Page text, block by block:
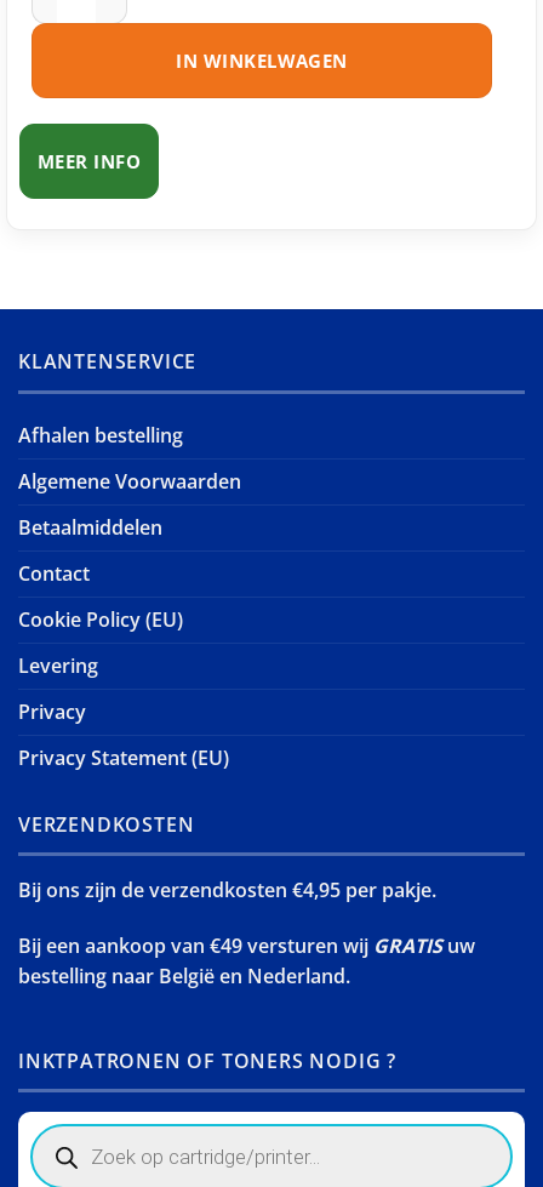
IN WINKELWAGEN
MEER INFO
KLANTENSERVICE
Afhalen bestelling
Algemene Voorwaarden
Betaalmiddelen
Contact
Cookie Policy (EU)
Levering
Privacy
Privacy Statement (EU)
VERZENDKOSTEN
Bij ons zijn de verzendkosten €4,95 per pakje.
Bij een aankoop van €49 versturen wij GRATISuw
bestelling naar België en Nederland.
INKTPATRONEN OF TONERS NODIG ?
Products
search